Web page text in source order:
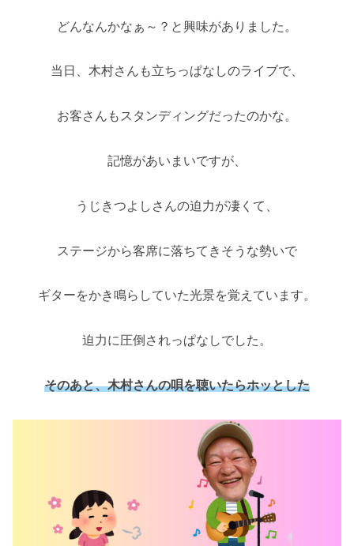
どんなんかなぁ～？と興味がありました。
当日、木村さんも立ちっぱなしのライブで、
お客さんもスタンディングだったのかな。
記憶があいまいですが、
うじきつよしさんの迫力が凄くて、
ステージから客席に落ちてきそうな勢いで
ギターをかき鳴らしていた光景を覚えています。
迫力に圧倒されっぱなしでした。
そのあと、木村さんの唄を聴いたらホッとした